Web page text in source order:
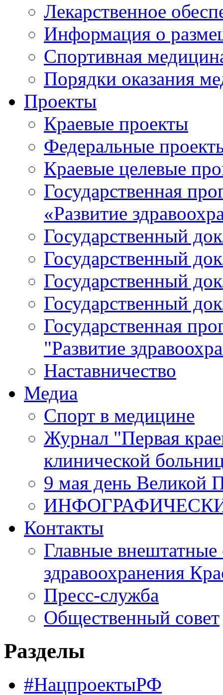
Лекарственное
Информация о
Спортивная
Порядки оказания
Проекты
Краевые проекты
Федеральные
Краевые целевые
Государственная
«Развитие
Государственный
Государственный
Государственный
Государственный
Государственная
"Развитие
Наставничество
Медиа
Спорт в медицине
Журнал "Первая
клинической
9 мая день Великой
Контакты
Главные внештатные
здравоохранения
Пресс-служба
Общественный совет
Разделы
#НацпроектыРФ